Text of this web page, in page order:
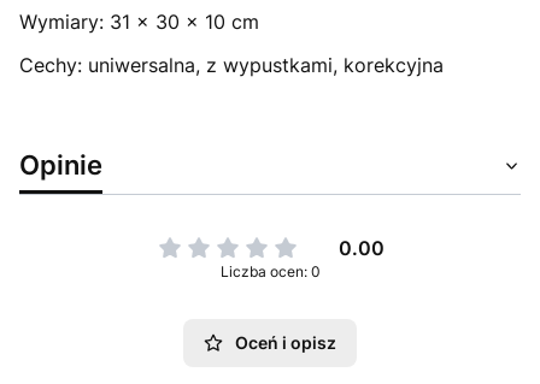
Wymiary: 31 x 30 x 10 cm
Cechy: uniwersalna, z wypustkami, korekcyjna
Opinie
0.00
Liczba ocen: 0
Oceń i opisz